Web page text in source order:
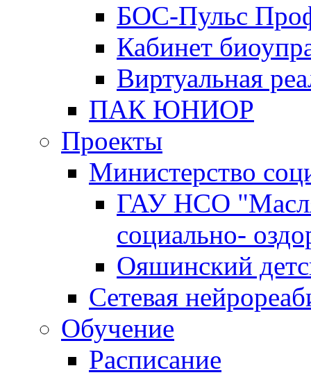
БОС-Пульс
Кабинет
Виртуальная
ПАК ЮНИОР
Проекты
Министерство
ГАУ НСО
социально-
Ояшинский
Сетевая
Обучение
Расписание